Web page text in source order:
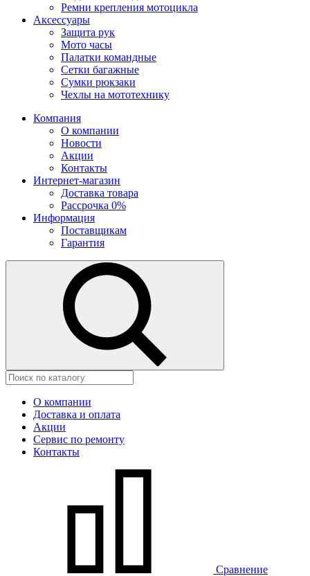
Ремни крепления мотоцикла
Аксессуары
Защита рук
Мото часы
Палатки командные
Сетки багажные
Сумки рюкзаки
Чехлы на мототехнику
Компания
О компании
Новости
Акции
Контакты
Интернет-магазин
Доставка товара
Рассрочка 0%
Информация
Поставщикам
Гарантия
О компании
Доставка и оплата
Акции
Сервис по ремонту
Контакты
Сравнение